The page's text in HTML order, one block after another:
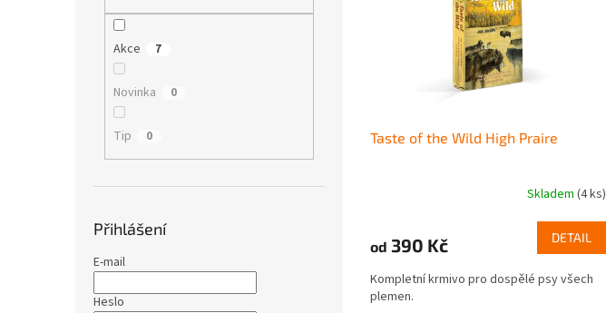
Akce 7
Novinka 0
Tip 0
Přihlášení
E-mail
Heslo
Taste of the Wild High Praire
Skladem (4 ks)
od 390 Kč DETAIL
Kompletní krmivo pro dospělé psy všech
plemen.